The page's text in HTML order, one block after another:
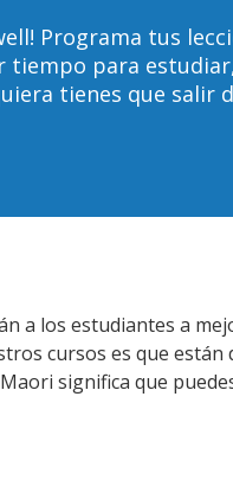
Programa tus
tiempo para
tienes que salir
a los estudiantes a
cursos es que
significa que